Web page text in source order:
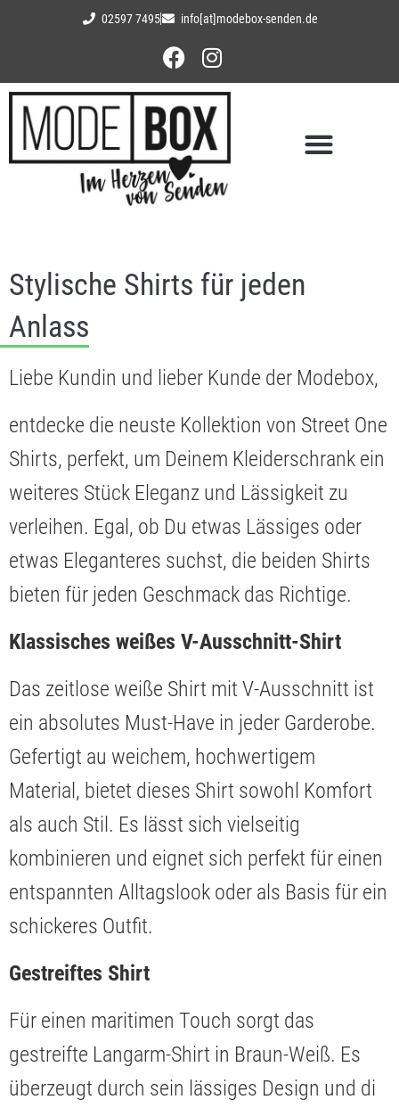
02597 7495 info[at]modebox-senden.de
Stylische Shirts für jeden
Anlass
Liebe Kundin und lieber Kunde der Modebox,
entdecke die neuste Kollektion von Street One
Shirts, perfekt, um Deinem Kleiderschrank ein
weiteres Stück Eleganz und Lässigkeit zu
verleihen. Egal, ob Du etwas Lässiges oder
etwas Eleganteres suchst, die beiden Shirts
bieten für jeden Geschmack das Richtige.
Klassisches weißes V-Ausschnitt-Shirt
Das zeitlose weiße Shirt mit V-Ausschnitt ist
ein absolutes Must-Have in jeder Garderobe.
Gefertigt au weichem, hochwertigem
Material, bietet dieses Shirt sowohl Komfort
als auch Stil. Es lässt sich vielseitig
kombinieren und eignet sich perfekt für einen
entspannten Alltagslook oder als Basis für ein
schickeres Outfit.
Gestreiftes Shirt
Für einen maritimen Touch sorgt das
gestreifte Langarm-Shirt in Braun-Weiß. Es
überzeugt durch sein lässiges Design und di